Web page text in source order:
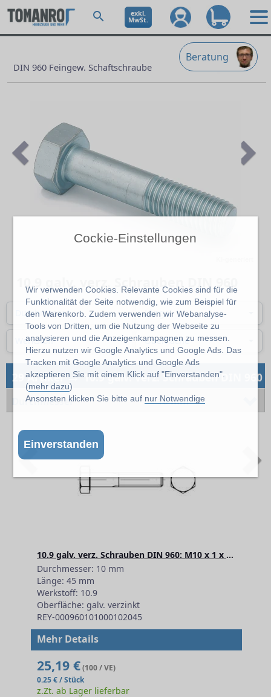
Cockie-Einstellungen
Wir verwenden Cookies. Relevante Cookies sind für die
Funktionalität der Seite notwendig, wie zum Beispiel für
den Warenkorb. Zudem verwenden wir Webanalyse-
Tools von Dritten, um die Nutzung der Webseite zu
analysieren und die Anzeigenkampagnen zu messen.
Hierzu nutzen wir Google Analytics und Google Ads. Das
Tracken mit Google Analytics und Google Ads
akzeptieren Sie mit einem Klick auf "Einverstanden".
(mehr dazu)
Ansonsten klicken Sie bitte auf nur Notwendige
Einverstanden
exkl.
MwSt.
Beratung
DIN 960 Feingew. Schaftschraube
Previous
10.9 galv. verz. Schrauben DIN 960
Durchmesser Länge
Werkstoff Oberfläche
29 Artikel→10.9 galv. verz. Schrauben DIN 960
Durchmesser 10 mm
10.9 galv. verz. Schrauben DIN 960: M10 x 1 x 45
Durchmesser: 10 mm
Länge: 45 mm
Werkstoff: 10.9
Oberfläche: galv. verzinkt
REY-000960101000102045
Mehr Details
25,19 €(100 / VE)
0.25 € / Stück
z.Zt. ab Lager lieferbar
Previous